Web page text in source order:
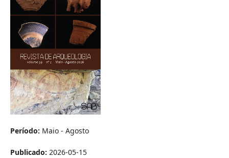
Período: Maio - Agosto
Publicado: 2026-05-15